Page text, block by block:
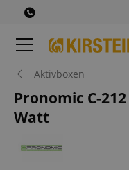
Aktivboxen
Pronomic C-
Watt